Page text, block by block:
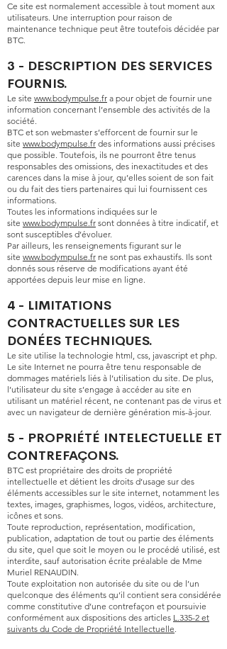
Ce site est normalement accessible à tout moment aux
utilisateurs. Une interruption pour raison de
maintenance technique peut être toutefois décidée par
BTC.
3 - DESCRIPTION DES SERVICES
FOURNIS.
Le site www.bodympulse.fr a pour objet de fournir une
information concernant l’ensemble des activités de la
société.
BTC et son webmaster s’efforcent de fournir sur le
site www.bodympulse.fr des informations aussi précises
que possible. Toutefois, ils ne pourront être tenus
responsables des omissions, des inexactitudes et des
carences dans la mise à jour, qu’elles soient de son fait
ou du fait des tiers partenaires qui lui fournissent ces
informations.
Toutes les informations indiquées sur le
site www.bodympulse.fr sont données à titre indicatif, et
sont susceptibles d’évoluer.
Par ailleurs, les renseignements figurant sur le
site www.bodympulse.fr ne sont pas exhaustifs. Ils sont
donnés sous réserve de modifications ayant été
apportées depuis leur mise en ligne.
4 - LIMITATIONS
CONTRACTUELLES SUR LES
DONÉES TECHNIQUES.
Le site utilise la technologie html, css, javascript et php.
Le site Internet ne pourra être tenu responsable de
dommages matériels liés à l’utilisation du site. De plus,
l’utilisateur du site s’engage à accéder au site en
utilisant un matériel récent, ne contenant pas de virus et
avec un navigateur de dernière génération mis-à-jour.
5 - PROPRIÉTÉ INTELECTUELLE ET
CONTREFAÇONS.
BTC est propriétaire des droits de propriété
intellectuelle et détient les droits d’usage sur des
éléments accessibles sur le site internet, notamment les
textes, images, graphismes, logos, vidéos, architecture,
icônes et sons.
Toute reproduction, représentation, modification,
publication, adaptation de tout ou partie des éléments
du site, quel que soit le moyen ou le procédé utilisé, est
interdite, sauf autorisation écrite préalable de Mme
Muriel RENAUDIN.
Toute exploitation non autorisée du site ou de l’un
quelconque des éléments qu’il contient sera considérée
comme constitutive d’une contrefaçon et poursuivie
conformément aux dispositions des articles L.335-2 et
suivants du Code de Propriété Intellectuelle.